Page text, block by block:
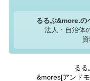
るるぶ&more.の
法人・自治体
るる
&mores[アンド